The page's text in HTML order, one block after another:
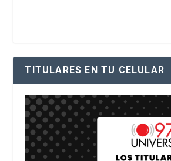
TITULARES EN TU CELULAR